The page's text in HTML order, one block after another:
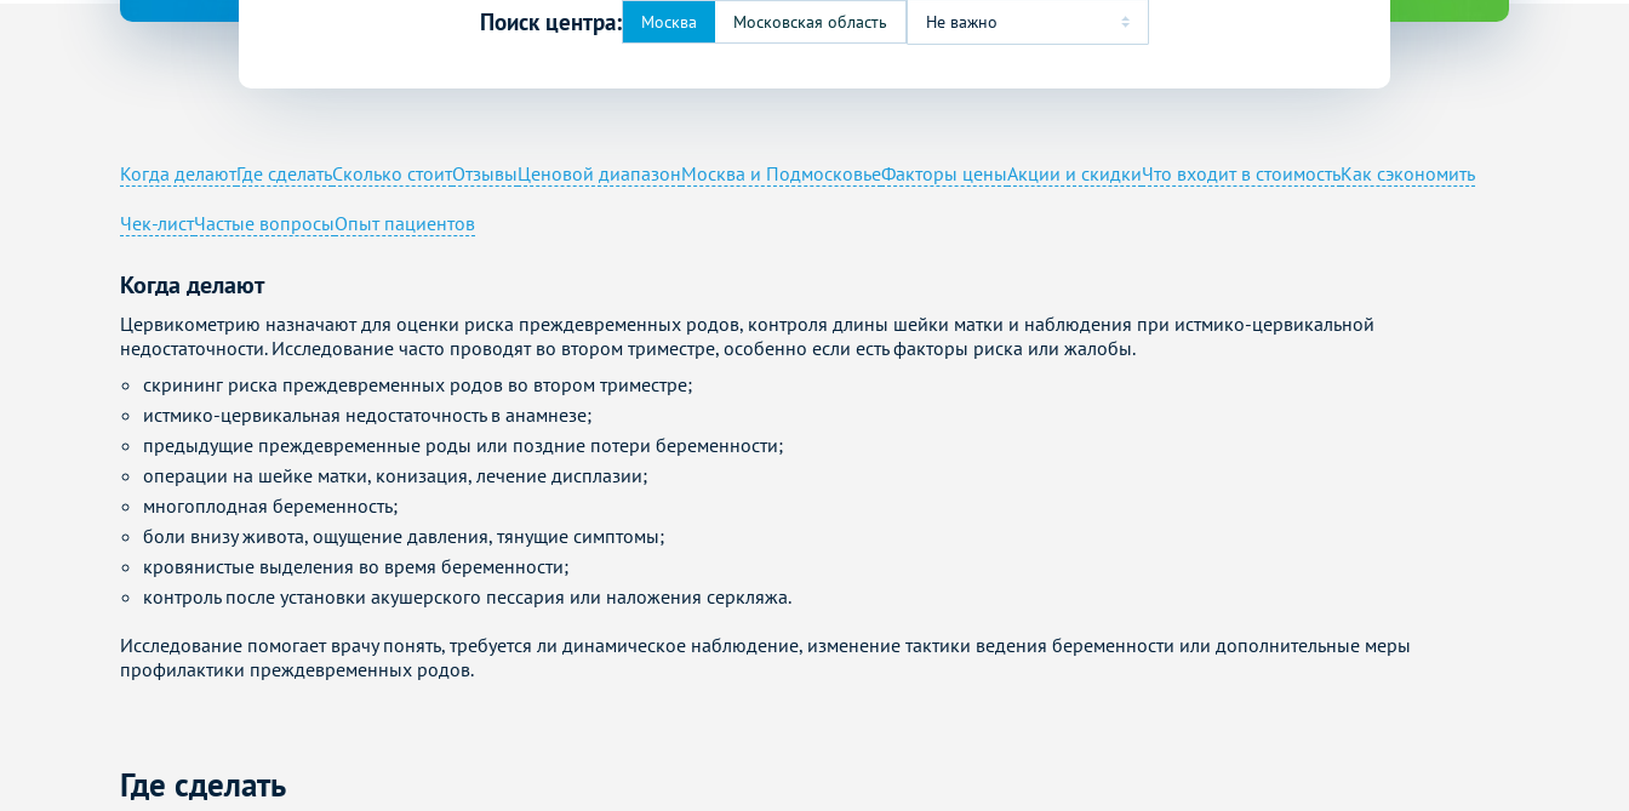
Поиск центра: Не важно
Где сделать
Когда делаютГде сделатьСколько стоитОтзывыЦеновой диапазонМосква и ПодмосковьеФакторы ценыАкции и скидкиЧто входит в стоимостьКак сэкономить
Чек-листЧастые вопросыОпыт пациентов
Когда делают
Цервикометрию назначают для оценки риска преждевременных родов, контроля длины шейки матки и наблюдения при истмико-цервикальной
недостаточности. Исследование часто проводят во втором триместре, особенно если есть факторы риска или жалобы.
скрининг риска преждевременных родов во втором триместре;
истмико-цервикальная недостаточность в анамнезе;
предыдущие преждевременные роды или поздние потери беременности;
операции на шейке матки, конизация, лечение дисплазии;
многоплодная беременность;
боли внизу живота, ощущение давления, тянущие симптомы;
кровянистые выделения во время беременности;
контроль после установки акушерского пессария или наложения серкляжа.
Исследование помогает врачу понять, требуется ли динамическое наблюдение, изменение тактики ведения беременности или дополнительные меры
профилактики преждевременных родов.